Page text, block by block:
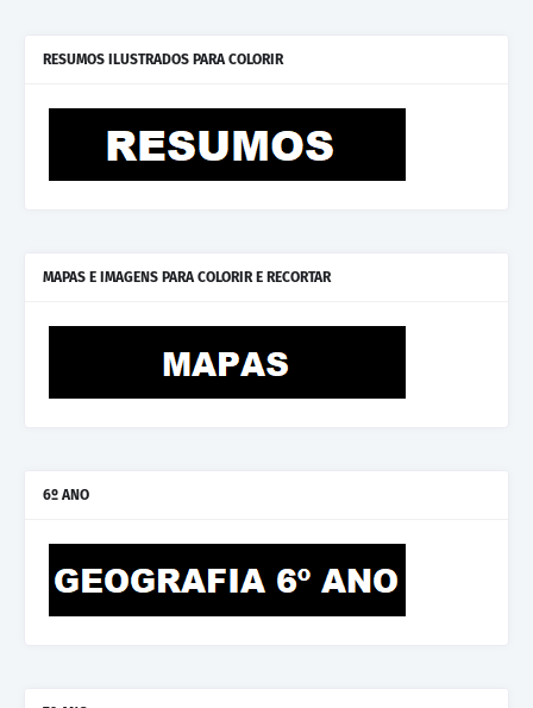
RESUMOS ILUSTRADOS PARA COLORIR
MAPAS E IMAGENS PARA COLORIR E RECORTAR
6º ANO